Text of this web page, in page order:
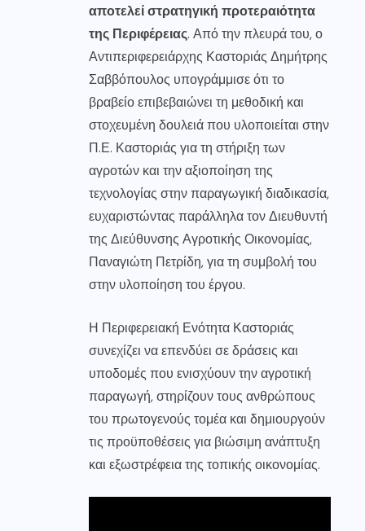
αποτελεί στρατηγική προτεραιότητα
της Περιφέρειας. Από την πλευρά του, ο
Αντιπεριφερειάρχης Καστοριάς Δημήτρης
Σαββόπουλος υπογράμμισε ότι το
βραβείο επιβεβαιώνει τη μεθοδική και
στοχευμένη δουλειά που υλοποιείται στην
Π.Ε. Καστοριάς για τη στήριξη των
αγροτών και την αξιοποίηση της
τεχνολογίας στην παραγωγική διαδικασία,
ευχαριστώντας παράλληλα τον Διευθυντή
της Διεύθυνσης Αγροτικής Οικονομίας,
Παναγιώτη Πετρίδη, για τη συμβολή του
στην υλοποίηση του έργου.
Η Περιφερειακή Ενότητα Καστοριάς
συνεχίζει να επενδύει σε δράσεις και
υποδομές που ενισχύουν την αγροτική
παραγωγή, στηρίζουν τους ανθρώπους
του πρωτογενούς τομέα και δημιουργούν
τις προϋποθέσεις για βιώσιμη ανάπτυξη
και εξωστρέφεια της τοπικής οικονομίας.